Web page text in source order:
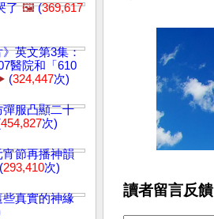
了 🖼️(369,617
英文第3集：
醫院和「610
(324,447次)
服凸顯二十
454,827次)
節再播神韻
(293,410次)
真實的神緣
讀者留言反